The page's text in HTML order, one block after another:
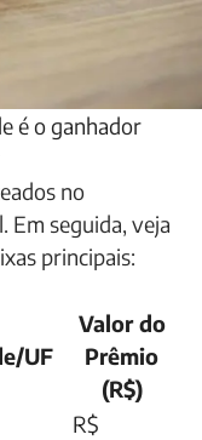
é o ganhador
no
Em seguida, veja
principais:
UF
Valor do
Prêmio
(R$)
R$